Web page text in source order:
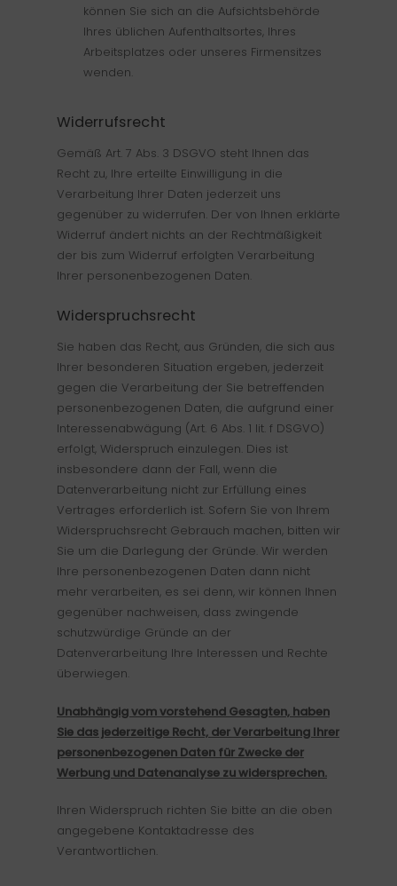
können Sie sich an die Aufsichtsbehörde
Ihres üblichen Aufenthaltsortes, Ihres
Arbeitsplatzes oder unseres Firmensitzes
wenden.
Widerrufsrecht
Gemäß Art. 7 Abs. 3 DSGVO steht Ihnen das
Recht zu, Ihre erteilte Einwilligung in die
Verarbeitung Ihrer Daten jederzeit uns
gegenüber zu widerrufen. Der von Ihnen erklärte
Widerruf ändert nichts an der Rechtmäßigkeit
der bis zum Widerruf erfolgten Verarbeitung
Ihrer personenbezogenen Daten.
Widerspruchsrecht
Sie haben das Recht, aus Gründen, die sich aus
Ihrer besonderen Situation ergeben, jederzeit
gegen die Verarbeitung der Sie betreffenden
personenbezogenen Daten, die aufgrund einer
Interessenabwägung (Art. 6 Abs. 1 lit. f DSGVO)
erfolgt, Widerspruch einzulegen. Dies ist
insbesondere dann der Fall, wenn die
Datenverarbeitung nicht zur Erfüllung eines
Vertrages erforderlich ist. Sofern Sie von Ihrem
Widerspruchsrecht Gebrauch machen, bitten wir
Sie um die Darlegung der Gründe. Wir werden
Ihre personenbezogenen Daten dann nicht
mehr verarbeiten, es sei denn, wir können Ihnen
gegenüber nachweisen, dass zwingende
schutzwürdige Gründe an der
Datenverarbeitung Ihre Interessen und Rechte
überwiegen.
Unabhängig vom vorstehend Gesagten, haben
Sie das jederzeitige Recht, der Verarbeitung Ihrer
personenbezogenen Daten für Zwecke der
Werbung und Datenanalyse zu widersprechen.
Ihren Widerspruch richten Sie bitte an die oben
angegebene Kontaktadresse des
Verantwortlichen.